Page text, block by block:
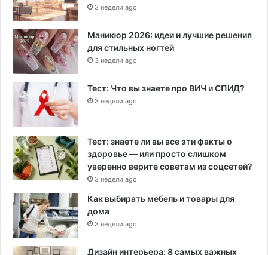
3 недели ago
Маникюр 2026: идеи и лучшие решения
для стильных ногтей
3 недели ago
Тест: Что вы знаете про ВИЧ и СПИД?
3 недели ago
Тест: знаете ли вы все эти факты о
здоровье — или просто слишком
уверенно верите советам из соцсетей?
3 недели ago
Как выбирать мебель и товары для
дома
3 недели ago
Дизайн интерьера: 8 самых важных